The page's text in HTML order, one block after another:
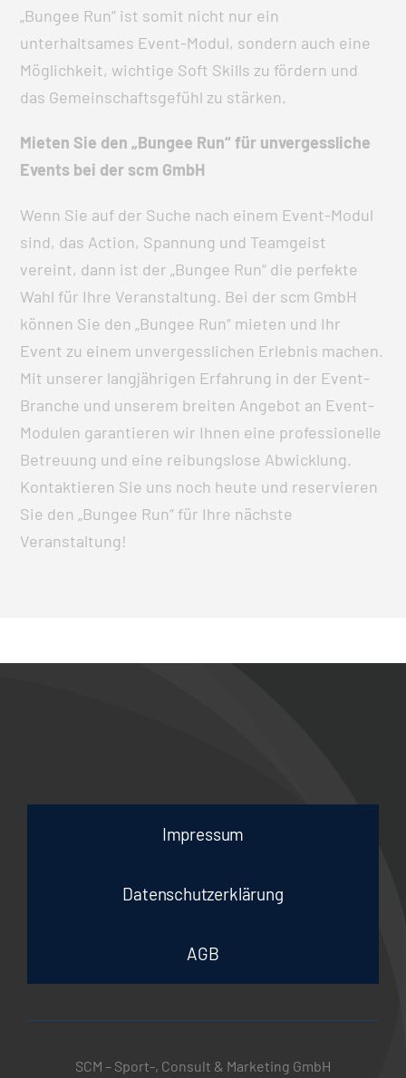
„Bungee Run“ ist somit nicht nur ein
unterhaltsames Event-Modul, sondern auch eine
Möglichkeit, wichtige Soft Skills zu fördern und
das Gemeinschaftsgefühl zu stärken.
Mieten Sie den „Bungee Run“ für unvergessliche
Events bei der scm GmbH
Wenn Sie auf der Suche nach einem Event-Modul
sind, das Action, Spannung und Teamgeist
vereint, dann ist der „Bungee Run“ die perfekte
Wahl für Ihre Veranstaltung. Bei der scm GmbH
können Sie den „Bungee Run“ mieten und Ihr
Event zu einem unvergesslichen Erlebnis machen.
Mit unserer langjährigen Erfahrung in der Event-
Branche und unserem breiten Angebot an Event-
Modulen garantieren wir Ihnen eine professionelle
Betreuung und eine reibungslose Abwicklung.
Kontaktieren Sie uns noch heute und reservieren
Sie den „Bungee Run“ für Ihre nächste
Veranstaltung!
Impressum
Datenschutzerklärung
AGB
SCM – Sport-, Consult & Marketing GmbH